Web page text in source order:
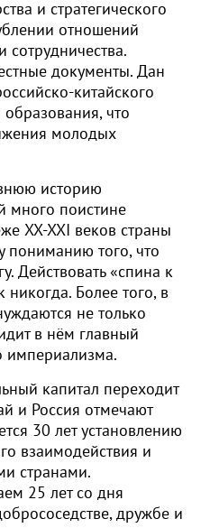
и стратегического
отношений
сотрудничества.
документы. Дан
китайского
образования, что
молодых
историю
много поистине
XX-XXI веков страны
пониманию того, что
Действовать «спина к
Более того, в
не только
в нём главный
империализма.
капитал переходит
и Россия отмечают
30 лет установлению
взаимодействия и
странами.
25 лет со дня
дружбе и